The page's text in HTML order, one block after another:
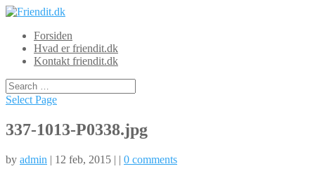
Forsiden
Hvad er friendit.dk
Kontakt friendit.dk
Select Page
337-1013-P0338.jpg
by admin | 12 feb, 2015 | | 0 comments